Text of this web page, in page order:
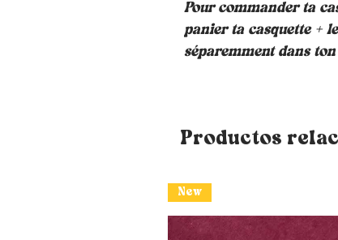
Pour commander ta
panier ta casquette +
séparemment dans
Productos
New